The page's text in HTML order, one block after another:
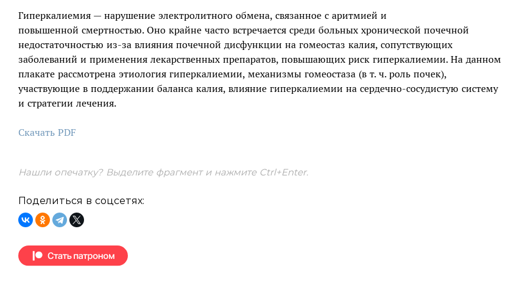
Гиперкалиемия — нарушение электролитного обмена, связанное с аритмией и
повышенной смертностью. Оно крайне часто встречается среди больных хронической почечной
недостаточностью из-за влияния почечной дисфункции на гомеостаз калия, сопутствующих
заболеваний и применения лекарственных препаратов, повышающих риск гиперкалиемии. На данном
плакате рассмотрена этиология гиперкалиемии, механизмы гомеостаза (в т. ч. роль почек),
участвующие в поддержании баланса калия, влияние гиперкалиемии на сердечно-сосудистую систему
и стратегии лечения.
Скачать PDF
Нашли опечатку? Выделите фрагмент и нажмите Ctrl+Enter.
Поделиться в соцсетях: